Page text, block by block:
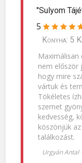
"Sulyom
5
Konyha: 5
nem először
hogy mire
vártuk és
Tökéletes
szemet
kedvesség,
köszönjük
találkozást.
Urgyán Antal